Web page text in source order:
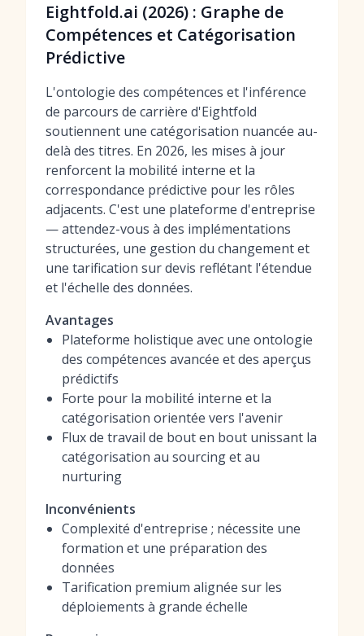
Eightfold.ai (2026) : Graphe de
Compétences et Catégorisation
Prédictive
L'ontologie des compétences et l'inférence
de parcours de carrière d'Eightfold
soutiennent une catégorisation nuancée au-
delà des titres. En 2026, les mises à jour
renforcent la mobilité interne et la
correspondance prédictive pour les rôles
adjacents. C'est une plateforme d'entreprise
— attendez-vous à des implémentations
structurées, une gestion du changement et
une tarification sur devis reflétant l'étendue
et l'échelle des données.
Avantages
Plateforme holistique avec une ontologie
des compétences avancée et des aperçus
prédictifs
Forte pour la mobilité interne et la
catégorisation orientée vers l'avenir
Flux de travail de bout en bout unissant la
catégorisation au sourcing et au
nurturing
Inconvénients
Complexité d'entreprise ; nécessite une
formation et une préparation des
données
Tarification premium alignée sur les
déploiements à grande échelle